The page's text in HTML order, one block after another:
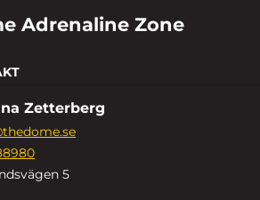
Adrenaline Zone
Zetterberg
5